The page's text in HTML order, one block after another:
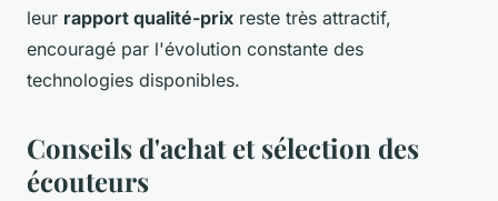
leur rapport qualité-prix reste très attractif,
encouragé par l'évolution constante des
technologies disponibles.
Conseils d'achat et sélection des
écouteurs